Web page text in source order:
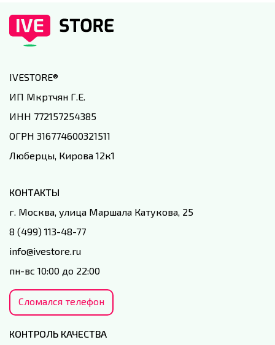
IVESTORE®
ИП Мкртчян Г.Е.
ИНН 772157254385
ОГРН 316774600321511
Люберцы, Кирова 12к1
КОНТАКТЫ
г. Москва, улица Маршала Катукова, 25
8 (499) 113-48-77
info@ivestore.ru
пн-вс 10:00 до 22:00
Сломался телефон
КОНТРОЛЬ КАЧЕСТВА